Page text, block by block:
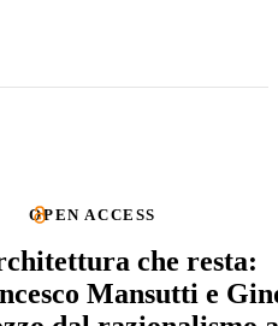
OPEN ACCESS
che resta:
Mansutti e